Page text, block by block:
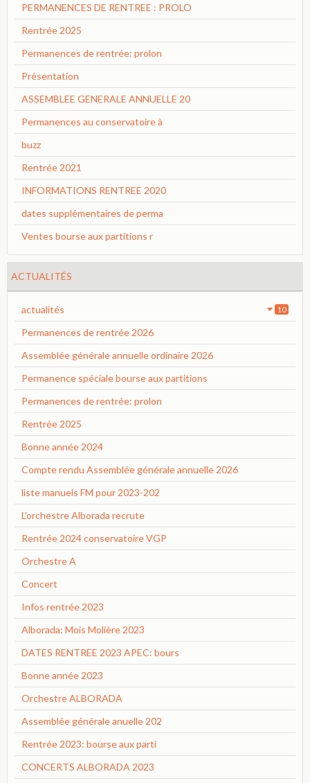
PERMANENCES DE RENTREE : PROLO
Rentrée 2025
Permanences de rentrée: prolon
Présentation
ASSEMBLEE GENERALE ANNUELLE 20
Permanences au conservatoire à
buzz
Rentrée 2021
INFORMATIONS RENTREE 2020
dates supplémentaires de perma
Ventes bourse aux partitions r
ACTUALITÉS
actualités 10
Permanences de rentrée 2026
Assemblée générale annuelle ordinaire 2026
Permanence spéciale bourse aux partitions
Permanences de rentrée: prolon
Rentrée 2025
Bonne année 2024
Compte rendu Assemblée générale annuelle 2026
liste manuels FM pour 2023-202
L'orchestre Alborada recrute
Rentrée 2024 conservatoire VGP
Orchestre A
Concert
Infos rentrée 2023
Alborada: Mois Molière 2023
DATES RENTREE 2023 APEC: bours
Bonne année 2023
Orchestre ALBORADA
Assemblée générale anuelle 202
Rentrée 2023: bourse aux parti
CONCERTS ALBORADA 2023